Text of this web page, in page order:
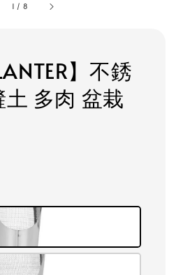
1 / 8
】不銹
多肉 盆栽